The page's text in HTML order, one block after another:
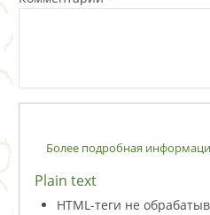
Более подробная
Plain text
HTML-теги не